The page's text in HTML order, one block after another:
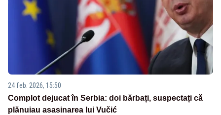
24 feb. 2026, 15:50
Complot dejucat în Serbia: doi bărbați, suspectați că
plănuiau asasinarea lui Vučić